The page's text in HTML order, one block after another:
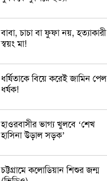
বাবা, চাচা বা ফুফা নয়, হত্যাকারী
স্বয়ং মা!
ধর্ষিতাকে বিয়ে করেই জামিন পেল
ধর্ষক!
হাওরবাসীর ভাগ্য খুলবে ‘শেখ
হাসিনা উড়াল সড়ক’
চট্টগ্রামে কলোডিয়ান শিশুর জন্ম